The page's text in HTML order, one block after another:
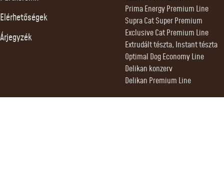
Elérhetőségek
Árjegyzék
Prima Energy Premium Line
Supra Cat Super Premium
Exclusive Cat Premium Line
Extrudált tészta, Instant tészta
Optimal Dog Economy Line
Delikan konzerv
Delikan Premium Line